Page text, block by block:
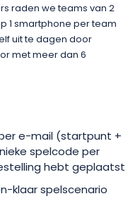
raden we teams van 2
1 smartphone per team
uit te dagen door
met meer dan 6
e-mail (startpunt +
spelcode per
hebt geplaatst
klaar spelscenario